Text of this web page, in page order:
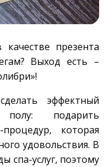
презента
Выход есть –
эффектный
полу: подарить
которая
удовольствия. В
спа-услуг, поэтому